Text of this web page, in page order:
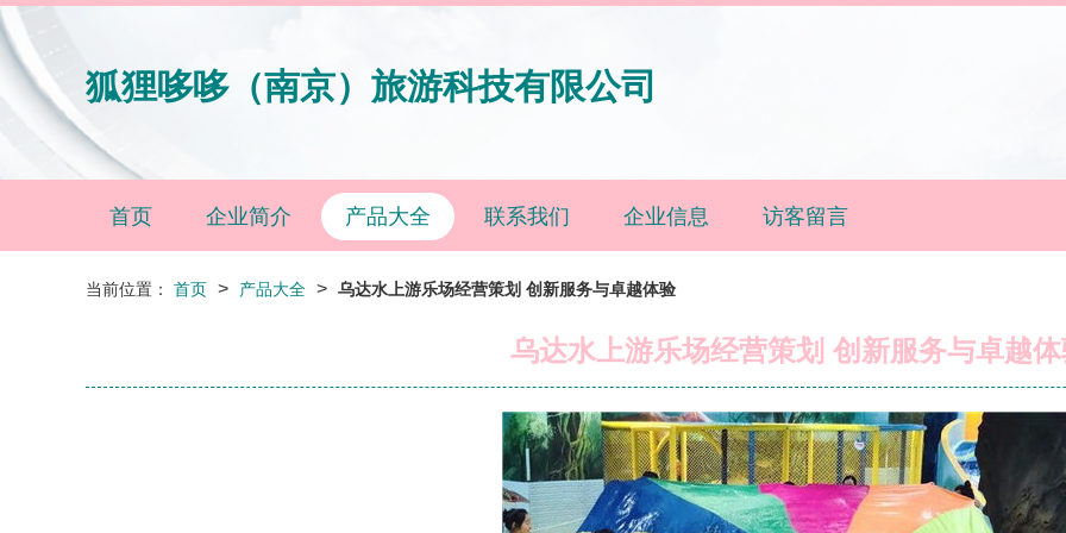
狐狸哆哆（南京）旅游科技有限公司
首页 企业简介 产品大全 联系我们 企业信息 访客留言
当前位置： 首页 > 产品大全 > 乌达水上游乐场经营策划 创新服务与卓越体验
乌达水上游乐场经营策划 创新服务与卓越